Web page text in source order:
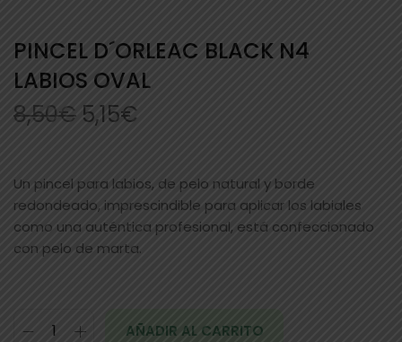
PINCEL D´ORLEAC BLACK N4
LABIOS OVAL
8,50€ 5,15€
Un pincel para labios, de pelo natural y borde
redondeado, imprescindible para aplicar los labiales
como una auténtica profesional, está confeccionado
con pelo de marta.
AÑADIR AL CARRITO